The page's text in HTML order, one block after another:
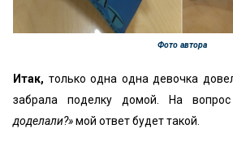
Фото автора
Итак, только одна одна девочка
забрала поделку домой. На вопрос
доделали?»мой ответ будет такой.